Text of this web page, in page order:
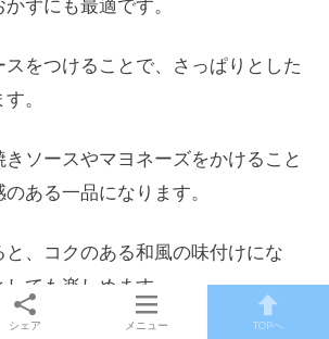
ずにも最適です。
をつけることで、さっぱりとした
。
ソースやマヨネーズをかけること
ある一品になります。
、コクのある和風の味付けにな
ても楽しめます。
シェア メニュー TOPへ